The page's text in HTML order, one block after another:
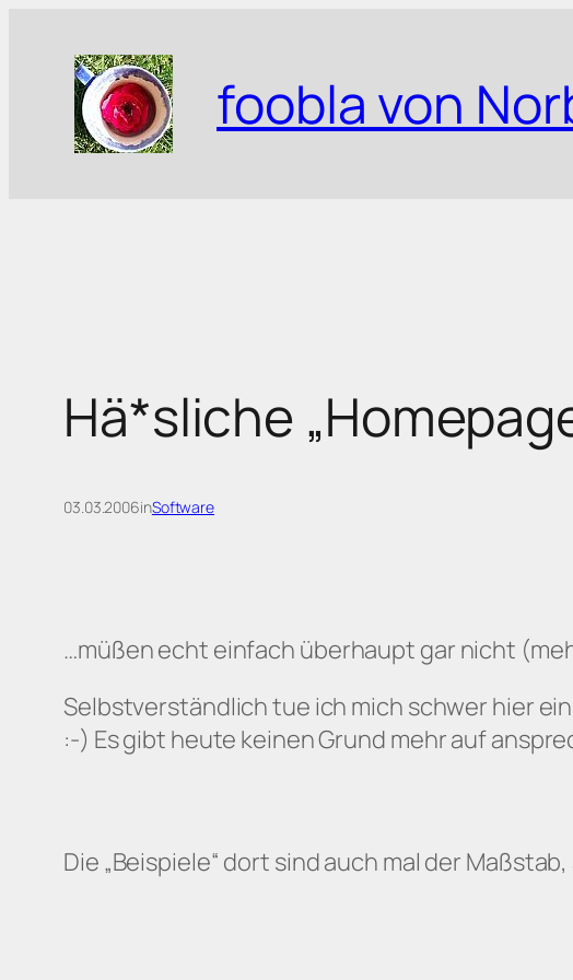
springen
foobla von
Hä*sliche
03.03.2006inSoftware
…müßen echt einfach überhaupt gar nicht
Selbstverständlich tue ich mich schwer hier
:-) Es gibt heute keinen Grund mehr auf
Die „Beispiele“ dort sind auch mal der